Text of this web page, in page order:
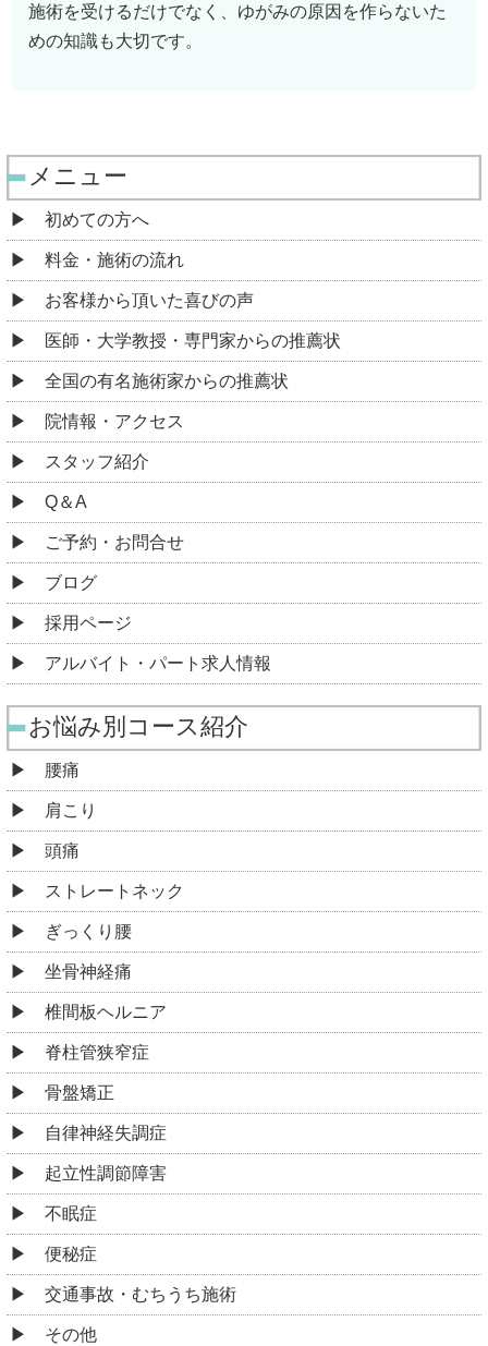
施術を受けるだけでなく、ゆがみの原因を作らないた
めの知識も大切です。
メニュー
初めての方へ
料金・施術の流れ
お客様から頂いた喜びの声
医師・大学教授・専門家からの推薦状
全国の有名施術家からの推薦状
院情報・アクセス
スタッフ紹介
Q＆A
ご予約・お問合せ
ブログ
採用ページ
アルバイト・パート求人情報
お悩み別コース紹介
腰痛
肩こり
頭痛
ストレートネック
ぎっくり腰
坐骨神経痛
椎間板ヘルニア
脊柱管狭窄症
骨盤矯正
自律神経失調症
起立性調節障害
不眠症
便秘症
交通事故・むちうち施術
その他